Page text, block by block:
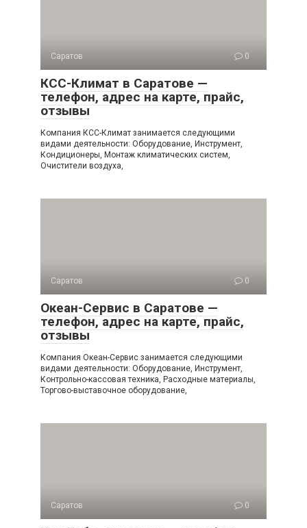
Саратов 0
КСС-Климат в Саратове —
телефон, адрес на карте, прайс,
отзывы
Компания КСС-Климат занимается следующими
видами деятельности: Оборудование, Инструмент,
Кондиционеры, Монтаж климатических систем,
Очистители воздуха,
Саратов 0
Океан-Сервис в Саратове —
телефон, адрес на карте, прайс,
отзывы
Компания Океан-Сервис занимается следующими
видами деятельности: Оборудование, Инструмент,
Контрольно-кассовая техника, Расходные материалы,
Торгово-выставочное оборудование,
Саратов 0